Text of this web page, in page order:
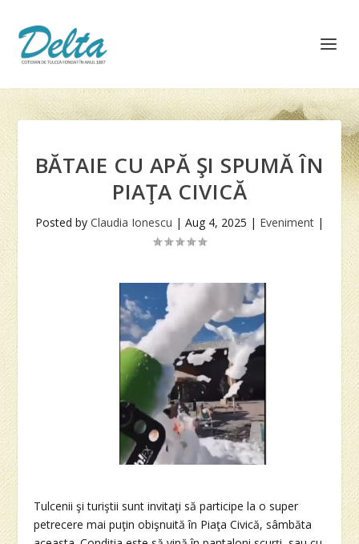
BĂTAIE CU APĂ ŞI SPUMĂ ÎN
PIAŢA CIVICĂ
Posted by Claudia Ionescu | Aug 4, 2025 | Eveniment |
Tulcenii şi turiştii sunt invitaţi să participe la o super
petrecere mai puţin obişnuită în Piaţa Civică, sâmbăta